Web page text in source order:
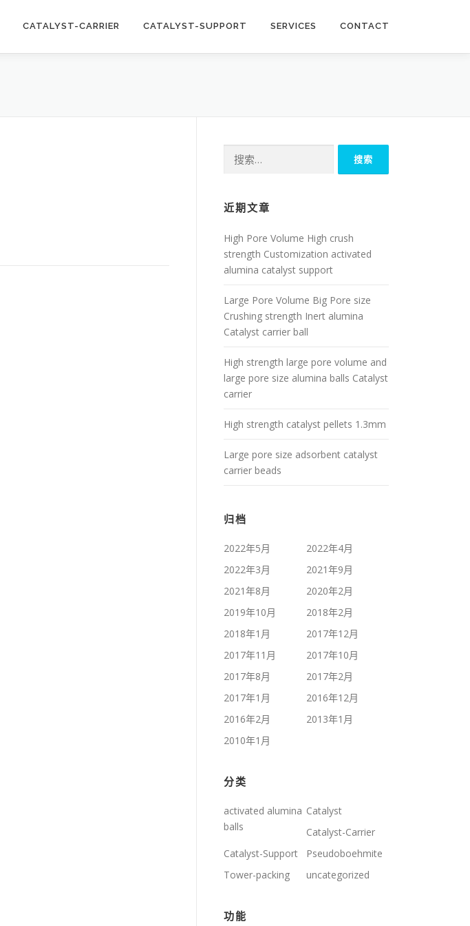
CATALYST-CARRIER CATALYST-SUPPORT SERVICES CONTACT
索：
近期文章
High Pore Volume High crush
strength Customization activated
alumina catalyst support
Large Pore Volume Big Pore size
Crushing strength Inert alumina
Catalyst carrier ball
High strength large pore volume and
large pore size alumina balls Catalyst
carrier
High strength catalyst pellets 1.3mm
Large pore size adsorbent catalyst
carrier beads
归档
2022年5月
2022年4月
2022年3月
2021年9月
2021年8月
2020年2月
2019年10月
2018年2月
2018年1月
2017年12月
2017年11月
2017年10月
2017年8月
2017年2月
2017年1月
2016年12月
2016年2月
2013年1月
2010年1月
分类
activated alumina
balls
Catalyst
Catalyst-Carrier
Catalyst-Support
Pseudoboehmite
Tower-packing
uncategorized
功能